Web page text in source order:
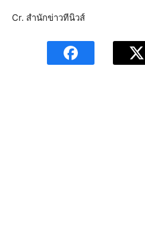
Cr. สำนักข่าวทีนิวส์